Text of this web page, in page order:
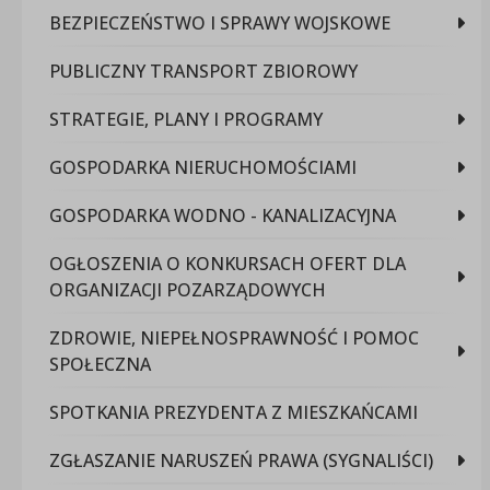
BEZPIECZEŃSTWO I SPRAWY WOJSKOWE
PUBLICZNY TRANSPORT ZBIOROWY
STRATEGIE, PLANY I PROGRAMY
GOSPODARKA NIERUCHOMOŚCIAMI
GOSPODARKA WODNO - KANALIZACYJNA
OGŁOSZENIA O KONKURSACH OFERT DLA
ORGANIZACJI POZARZĄDOWYCH
ZDROWIE, NIEPEŁNOSPRAWNOŚĆ I POMOC
SPOŁECZNA
SPOTKANIA PREZYDENTA Z MIESZKAŃCAMI
ZGŁASZANIE NARUSZEŃ PRAWA (SYGNALIŚCI)